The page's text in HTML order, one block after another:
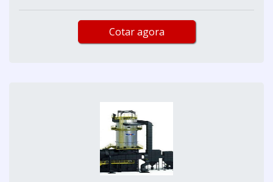
Cotar agora